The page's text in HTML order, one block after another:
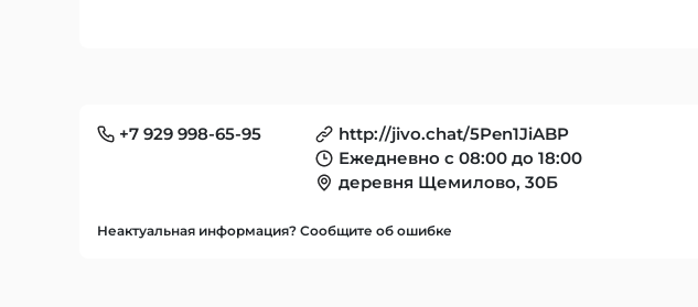
+7 929 998-65-95
http://jivo.chat/5Pen1JiABP
Ежедневно с 08:00 до 18:00
деревня Щемилово, 30Б
Неактуальная информация? Сообщите об ошибке